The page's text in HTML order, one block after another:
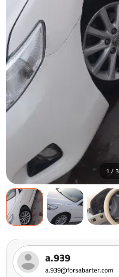
1 / 3
a.939
a.939@forsabarter.com